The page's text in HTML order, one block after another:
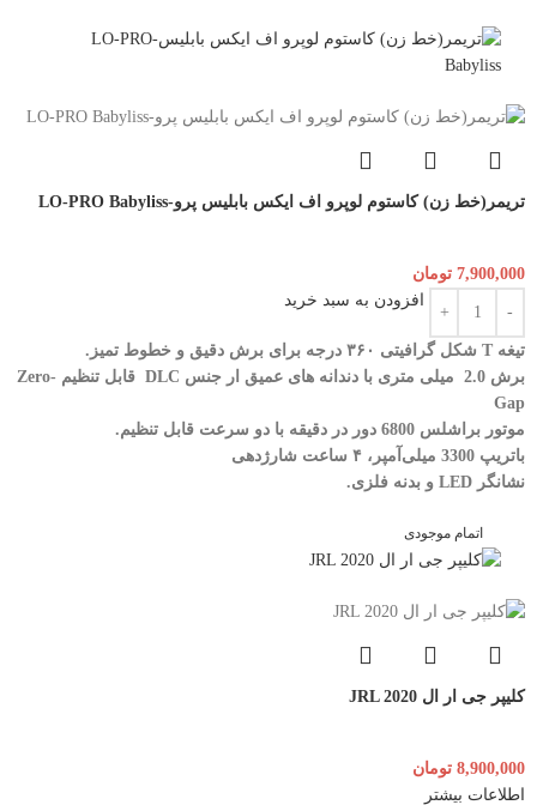
تریمر(خط زن) کاستوم لوپرو اف ایکس بابلیس پرو-LO-PRO Babyliss
7,900,000 تومان
افزودن به سبد خرید
تیغه T شکل گرافیتی ۳۶۰ درجه برای برش دقیق و خطوط تمیز.
برش 2.0 میلی متری با دندانه های عمیق ار جنس DLC قابل تنظیم Zero-
Gap
موتور براشلس 6800 دور در دقیقه با دو سرعت قابل تنظیم.
باتریپ 3300 میلی‌آمپر، ۴ ساعت شارژدهی
نشانگر LED و بدنه فلزی.
اتمام موجودی
کلیپر جی ار ال JRL 2020
8,900,000 تومان
اطلاعات بیشتر